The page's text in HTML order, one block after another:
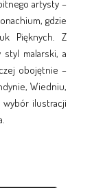
artysty –
gdzie
Pięknych. Z
styl malarski, a
obojętnie –
Wiedniu,
wybór ilustracji